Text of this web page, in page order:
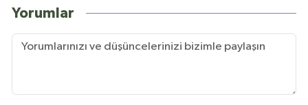
Yorumlar